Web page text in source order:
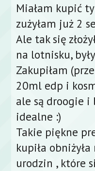
Miałam kupić
zużyłam już 2
Ale tak się
na lotnisku,
Zakupiłam
20ml edp i
ale są droogie i
idealne :)
Takie piękne
kupiła
urodzin , które